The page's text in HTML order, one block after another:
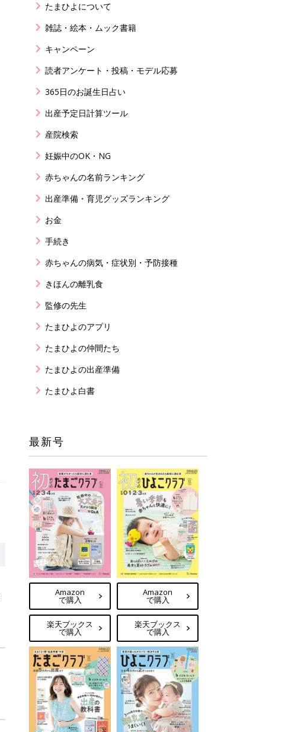
たまひよについて
雑誌・絵本・ムック書籍
キャンペーン
読者アンケート・投稿・モデル応募
365日のお誕生日占い
出産予定日計算ツール
産院検索
妊娠中のOK・NG
赤ちゃんの名前ランキング
出産準備・育児グッズランキング
お金
手続き
赤ちゃんの病気・症状別・予防接種
きほんの離乳食
監修の先生
たまひよのアプリ
たまひよの仲間たち
たまひよの出産準備
たまひよ白書
最新号
Amazon
で購入
楽天ブックス
で購入
Amazon
で購入
楽天ブックス
で購入